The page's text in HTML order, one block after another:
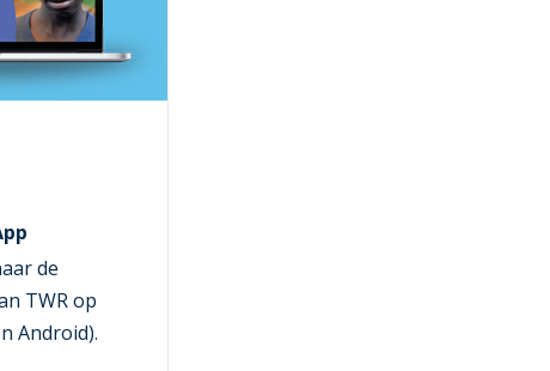
de
TWR op
Android).